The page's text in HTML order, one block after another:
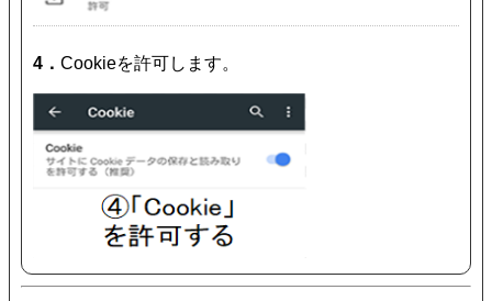
4． Cookieを許可します。